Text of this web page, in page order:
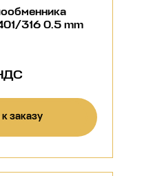
316 0.5 mm
заказу